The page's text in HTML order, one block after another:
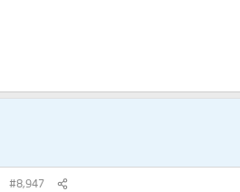
#8,947